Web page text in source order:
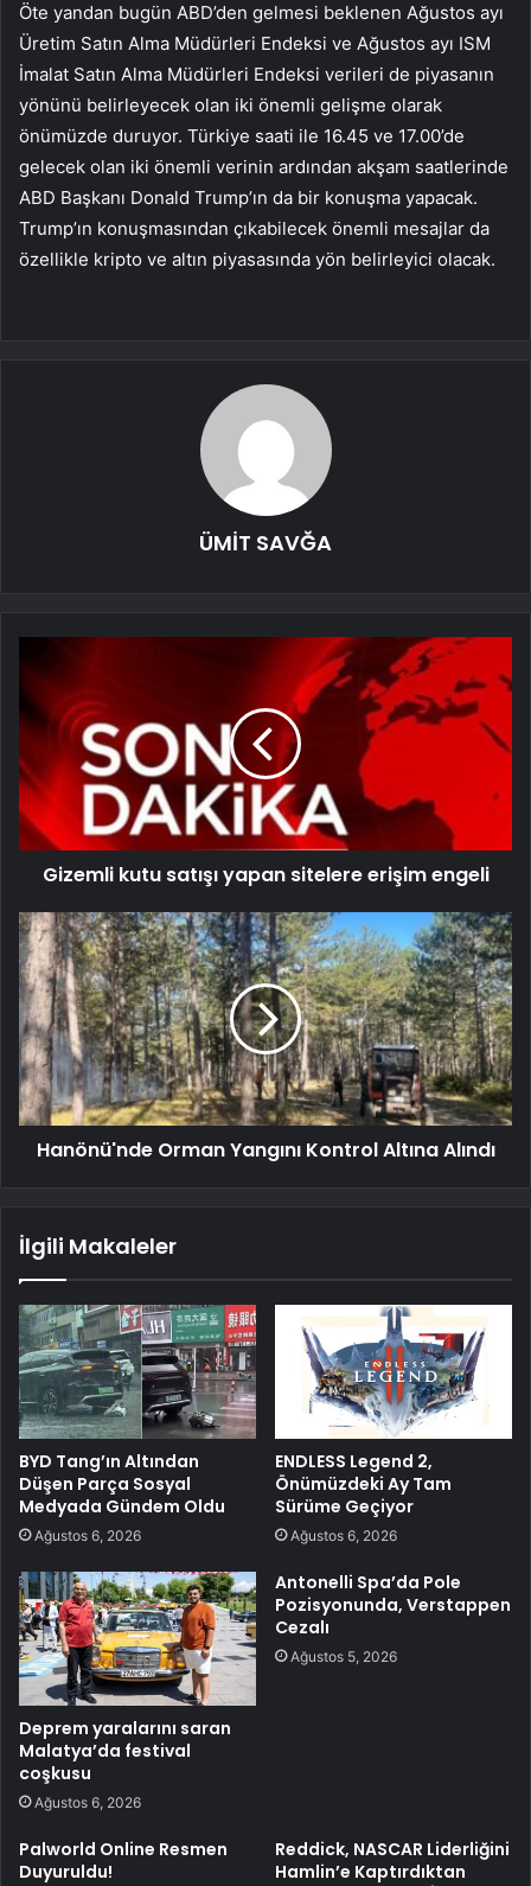
Öte yandan bugün ABD’den gelmesi beklenen Ağustos ayı
Üretim Satın Alma Müdürleri Endeksi ve Ağustos ayı ISM
İmalat Satın Alma Müdürleri Endeksi verileri de piyasanın
yönünü belirleyecek olan iki önemli gelişme olarak
önümüzde duruyor. Türkiye saati ile 16.45 ve 17.00’de
gelecek olan iki önemli verinin ardından akşam saatlerinde
ABD Başkanı Donald Trump’ın da bir konuşma yapacak.
Trump’ın konuşmasından çıkabilecek önemli mesajlar da
özellikle kripto ve altın piyasasında yön belirleyici olacak.
ÜMİT SAVĞA
Gizemli kutu satışı yapan sitelere erişim engeli
Hanönü'nde Orman Yangını Kontrol Altına Alındı
İlgili Makaleler
BYD Tang’ın Altından
Düşen Parça Sosyal
Medyada Gündem Oldu
Ağustos 6, 2026
ENDLESS Legend 2,
Önümüzdeki Ay Tam
Sürüme Geçiyor
Ağustos 6, 2026
Deprem yaralarını saran
Malatya’da festival
coşkusu
Ağustos 6, 2026
Antonelli Spa’da Pole
Pozisyonunda, Verstappen
Cezalı
Ağustos 5, 2026
Palworld Online Resmen
Duyuruldu!
Reddick, NASCAR Liderliğini
Hamlin’e Kaptırdıktan